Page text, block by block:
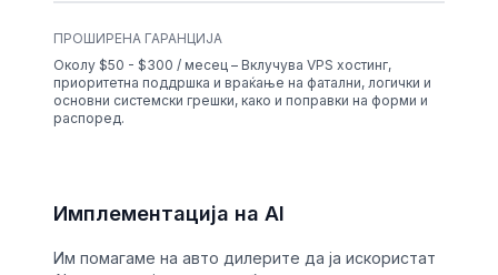
ПРОШИРЕНА ГАРАНЦИЈА
Околу $50 - $300 / месец – Вклучува VPS хостинг,
приоритетна поддршка и враќање на фатални, логички и
основни системски грешки, како и поправки на форми и
распоред.
Имплементација на AI
Им помагаме на авто дилерите да ја искористат